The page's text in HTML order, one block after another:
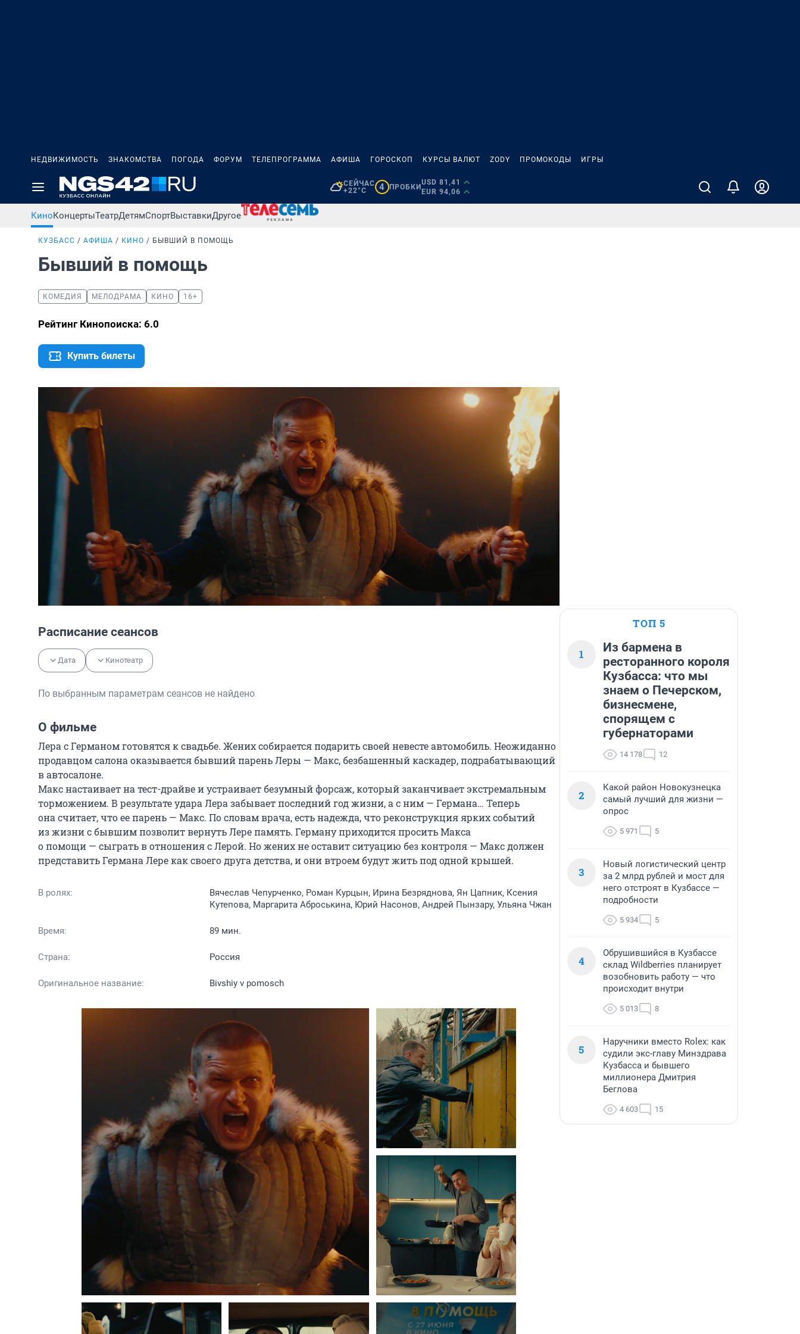
НЕДВИЖИМОСТЬ ЗНАКОМСТВА ПОГОДА ФОРУМ ТЕЛЕПРОГРАММА АФИША ГОРОСКОП КУРСЫ ВАЛЮТ ZODY ПРОМОКОДЫ ИГРЫ
СЕЙЧАС
+22°C
4 ПРОБКИ
USD 81,41
EUR 94,06
КиноКонцертыТеатрДетямСпортВыставкиДругое
КУЗБАСС АФИША КИНО БЫВШИЙ В ПОМОЩЬ
Бывший в помощь
КОМЕДИЯ МЕЛОДРАМА КИНО 16+
Рейтинг Кинопоиска: 6.0
Купить билеты
Расписание сеансов
Дата Кинотеатр
По выбранным параметрам сеансов не найдено
О фильме
Лера с Германом готовятся к свадьбе. Жених собирается подарить своей невесте автомобиль. Неожиданно
продавцом салона оказывается бывший парень Леры — Макс, безбашенный каскадер, подрабатывающий
в автосалоне.
Макс настаивает на тест-драйве и устраивает безумный форсаж, который заканчивает экстремальным
торможением. В результате удара Лера забывает последний год жизни, а с ним — Германа… Теперь
она считает, что ее парень — Макс. По словам врача, есть надежда, что реконструкция ярких событий
из жизни с бывшим позволит вернуть Лере память. Герману приходится просить Макса
о помощи — сыграть в отношения с Лерой. Но жених не оставит ситуацию без контроля — Макс должен
представить Германа Лере как своего друга детства, и они втроем будут жить под одной крышей.
В ролях:
Вячеслав Чепурченко, Роман Курцын, Ирина Безряднова, Ян Цапник, Ксения
Кутепова, Маргарита Аброськина, Юрий Насонов, Андрей Пынзару, Ульяна Чжан
Время: 89 мин.
Страна: Россия
Оригинальное название: Bivshiy v pomosch
ТОП 5
1
Из бармена в
ресторанного короля
Кузбасса: что мы
знаем о Печерском,
бизнесмене,
спорящем с
губернаторами
14 178 12
2
Какой район Новокузнецка
самый лучший для жизни —
опрос
5 971 5
3
Новый логистический центр
за 2 млрд рублей и мост для
него отстроят в Кузбассе —
подробности
5 934 5
4
Обрушившийся в Кузбассе
склад Wildberries планирует
возобновить работу — что
происходит внутри
5 013 8
5
Наручники вместо Rolex: как
судили экс-главу Минздрава
Кузбасса и бывшего
миллионера Дмитрия
Беглова
4 603 15